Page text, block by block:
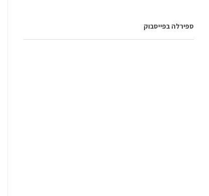
ספירלה בפייסבוק